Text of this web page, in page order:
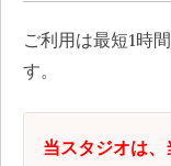
ご利用は最短1時
す。
当スタジオは